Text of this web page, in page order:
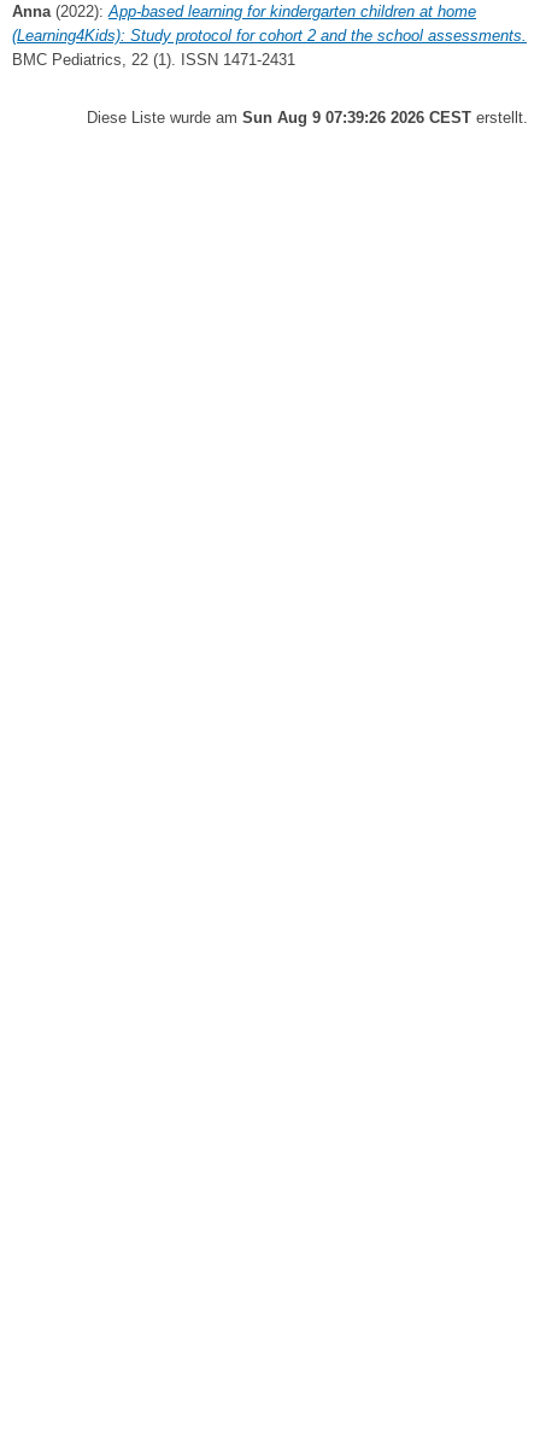
Anna (2022): App-based learning for kindergarten children at home
(Learning4Kids): Study protocol for cohort 2 and the school assessments.
BMC Pediatrics, 22 (1). ISSN 1471-2431
Diese Liste wurde am Sun Aug 9 07:39:26 2026 CEST erstellt.